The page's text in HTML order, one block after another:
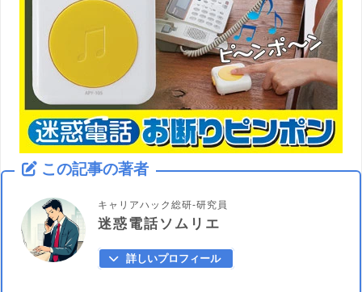
この記事の著者
キャリアハック総研-研究員
迷惑電話ソムリエ
詳しいプロフィール